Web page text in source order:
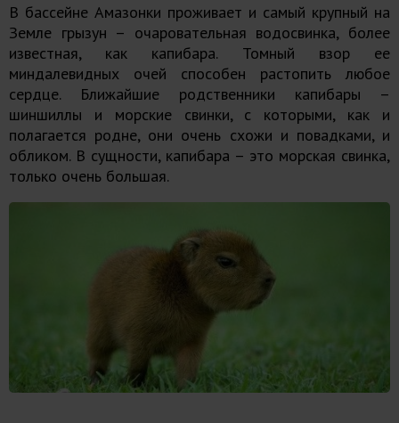
В бассейне Амазонки проживает и самый крупный на
Земле грызун – очаровательная водосвинка, более
известная, как капибара. Томный взор ее
миндалевидных очей способен растопить любое
сердце. Ближайшие родственники капибары –
шиншиллы и морские свинки, с которыми, как и
полагается родне, они очень схожи и повадками, и
обликом. В сущности, капибара – это морская свинка,
только очень большая.